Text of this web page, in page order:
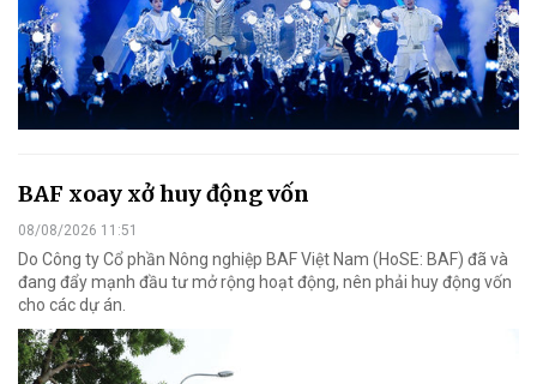
BAF xoay xở huy động vốn
08/08/2026 11:51
Do Công ty Cổ phần Nông nghiệp BAF Việt Nam (HoSE: BAF) đã và
đang đẩy mạnh đầu tư mở rộng hoạt động, nên phải huy động vốn
cho các dự án.